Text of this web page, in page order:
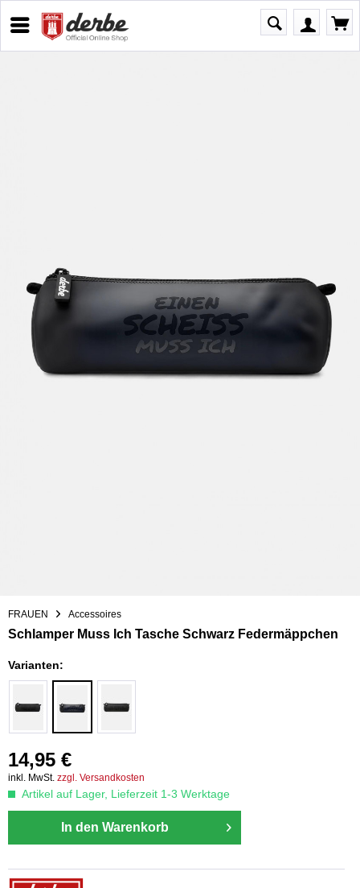
FRAUEN Accessoires
Schlamper Muss Ich Tasche Schwarz Federmäppchen
Varianten:
14,95 €
inkl. MwSt. zzgl. Versandkosten
Artikel auf Lager, Lieferzeit 1-3 Werktage
In den Warenkorb